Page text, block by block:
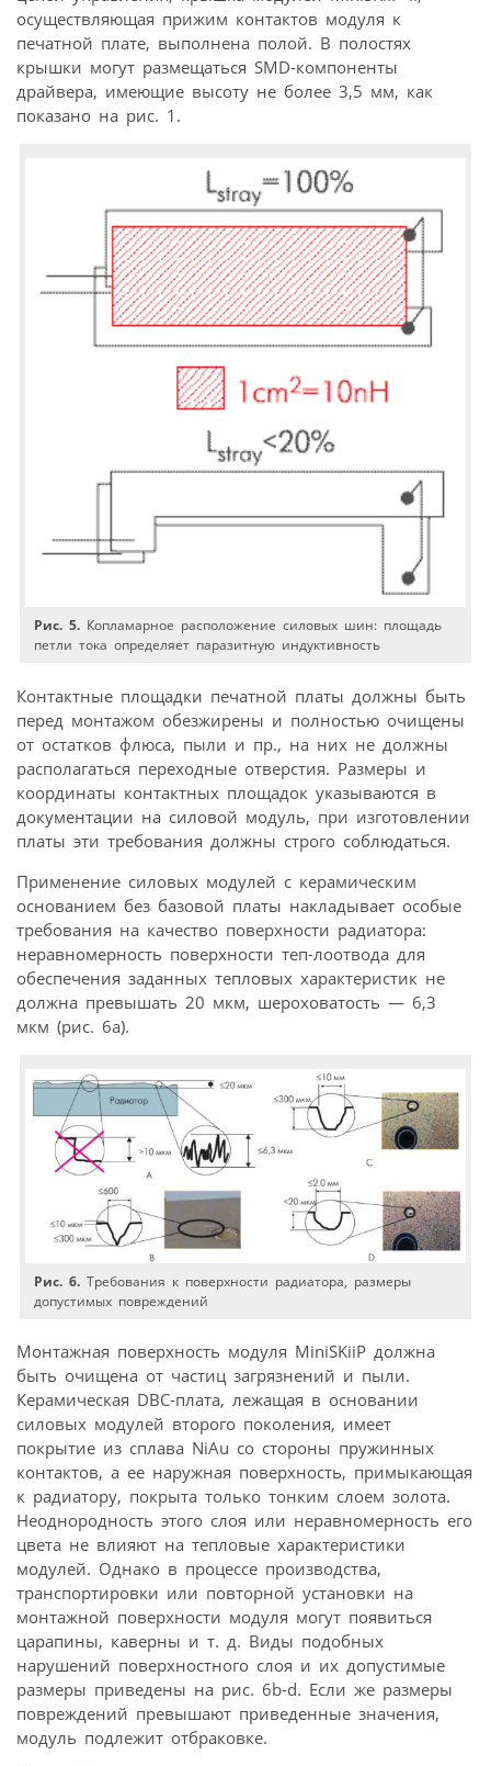
осуществляющая прижим контактов модуля к
печатной плате, выполнена полой. В полостях
крышки могут размещаться SMD-компоненты
драйвера, имеющие высоту не более 3,5 мм, как
показано на рис. 1.
Рис. 5. Копламарное расположение силовых шин: площадь
петли тока определяет паразитную индуктивность
Контактные площадки печатной платы должны быть
перед монтажом обезжирены и полностью очищены
от остатков флюса, пыли и пр., на них не должны
располагаться переходные отверстия. Размеры и
координаты контактных площадок указываются в
документации на силовой модуль, при изготовлении
платы эти требования должны строго соблюдаться.
Применение силовых модулей с керамическим
основанием без базовой платы накладывает особые
требования на качество поверхности радиатора:
неравномерность поверхности теп-лоотвода для
обеспечения заданных тепловых характеристик не
должна превышать 20 мкм, шероховатость — 6,3
мкм (рис. 6а).
Рис. 6. Требования к поверхности радиатора, размеры
допустимых повреждений
Монтажная поверхность модуля MiniSKiiP должна
быть очищена от частиц загрязнений и пыли.
Керамическая DBC-плата, лежащая в основании
силовых модулей второго поколения, имеет
покрытие из сплава NiAu со стороны пружинных
контактов, а ее наружная поверхность, примыкающая
к радиатору, покрыта только тонким слоем золота.
Неоднородность этого слоя или неравномерность его
цвета не влияют на тепловые характеристики
модулей. Однако в процессе производства,
транспортировки или повторной установки на
монтажной поверхности модуля могут появиться
царапины, каверны и т. д. Виды подобных
нарушений поверхностного слоя и их допустимые
размеры приведены на рис. 6b-d. Если же размеры
повреждений превышают приведенные значения,
модуль подлежит отбраковке.